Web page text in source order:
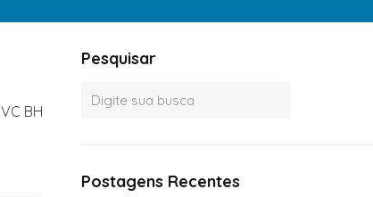
BH
Pesquisar
Postagens Recentes